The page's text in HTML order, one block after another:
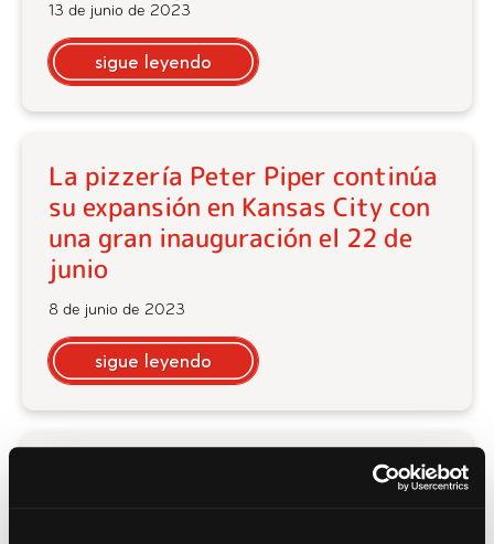
13 de junio de 2023
sigue leyendo
La pizzería Peter Piper continúa
su expansión en Kansas City con
una gran inauguración el 22 de
junio
8 de junio de 2023
sigue leyendo
Peter Piper Pizza "impulsará"